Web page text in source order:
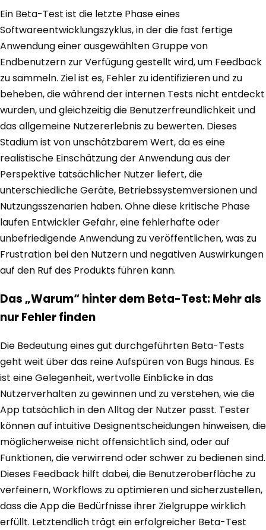
Ein Beta-Test ist die letzte Phase eines
Softwareentwicklungszyklus, in der die fast fertige
Anwendung einer ausgewählten Gruppe von
Endbenutzern zur Verfügung gestellt wird, um Feedback
zu sammeln. Ziel ist es, Fehler zu identifizieren und zu
beheben, die während der internen Tests nicht entdeckt
wurden, und gleichzeitig die Benutzerfreundlichkeit und
das allgemeine Nutzererlebnis zu bewerten. Dieses
Stadium ist von unschätzbarem Wert, da es eine
realistische Einschätzung der Anwendung aus der
Perspektive tatsächlicher Nutzer liefert, die
unterschiedliche Geräte, Betriebssystemversionen und
Nutzungsszenarien haben. Ohne diese kritische Phase
laufen Entwickler Gefahr, eine fehlerhafte oder
unbefriedigende Anwendung zu veröffentlichen, was zu
Frustration bei den Nutzern und negativen Auswirkungen
auf den Ruf des Produkts führen kann.
Das „Warum“ hinter dem Beta-Test: Mehr als
nur Fehler finden
Die Bedeutung eines gut durchgeführten Beta-Tests
geht weit über das reine Aufspüren von Bugs hinaus. Es
ist eine Gelegenheit, wertvolle Einblicke in das
Nutzerverhalten zu gewinnen und zu verstehen, wie die
App tatsächlich in den Alltag der Nutzer passt. Tester
können auf intuitive Designentscheidungen hinweisen, die
möglicherweise nicht offensichtlich sind, oder auf
Funktionen, die verwirrend oder schwer zu bedienen sind.
Dieses Feedback hilft dabei, die Benutzeroberfläche zu
verfeinern, Workflows zu optimieren und sicherzustellen,
dass die App die Bedürfnisse ihrer Zielgruppe wirklich
erfüllt. Letztendlich trägt ein erfolgreicher Beta-Test